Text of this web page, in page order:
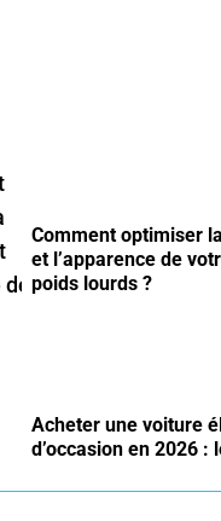
Comment optimiser
et l’apparence de
poids lourds ?
Acheter une voiture
d’occasion en 2026 :